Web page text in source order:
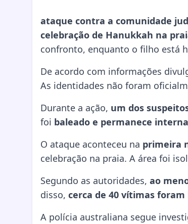
ataque contra a comunidade
celebração de Hanukkah na
confronto, enquanto o filho está
De acordo com informações
As identidades não foram
Durante a ação, um dos
foi baleado e permanece
O ataque aconteceu na primeira
celebração na praia. A área foi
Segundo as autoridades, ao
disso, cerca de 40 vítimas
A polícia australiana segue